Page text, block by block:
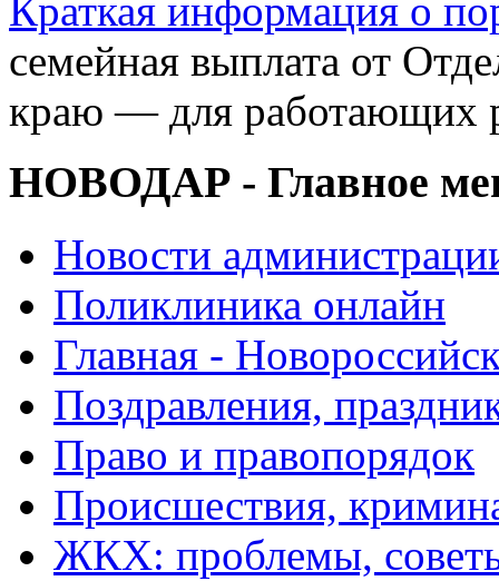
Краткая информация о
семейная выплата от
краю — для работающих
НОВОДАР - Главное
Новости
Поликлиника онлайн
Главная -
Поздравления,
Право и правопорядок
Происшествия,
ЖКХ: проблемы,